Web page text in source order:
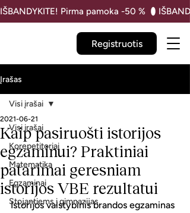
Registruotis
IŠBANDYKITE! Pirma pamoka -50 %
Įrašas
Visi įrašai
Korepetitoriai
Matematika
Egzaminai
Stojantiems į gimnazijas
Visi įrašai
Kaip pasiruošti istorijos
egzaminui? Praktiniai
patarimai geresniam
istorijos VBE rezultatui
2021-06-21
Istorijos valstybinis brandos egzaminas